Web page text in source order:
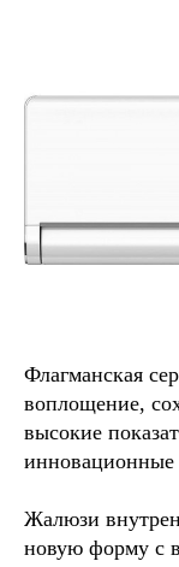
Флагманская
воплощение,
высокие
инновационные
Жалюзи
новую форму с